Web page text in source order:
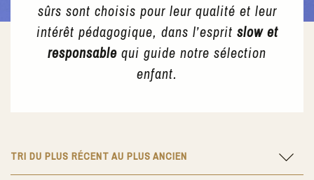
sûrs sont choisis pour leur qualité et leur
intérêt pédagogique, dans l’esprit slow et
responsable qui guide notre sélection
enfant.
TRI DU PLUS RÉCENT AU PLUS ANCIEN